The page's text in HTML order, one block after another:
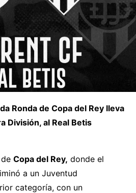
Ronda de Copa del Rey lleva
División, al Real Betis
Copa del Rey, donde el
a un Juventud
categoría, con un